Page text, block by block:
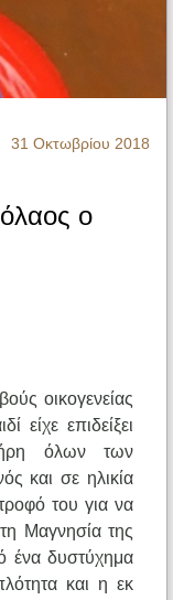
31 Οκτωβρίου 2018
ο
οικογενείας
είχε επιδείξει
όλων των
και σε ηλικία
του για να
Μαγνησία της
ένα δυστύχημα
και η εκ